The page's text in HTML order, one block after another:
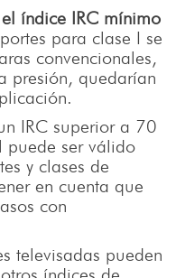
índice IRC mínimo
para clase I se
convencionales,
presión, quedarían
IRC superior a 70
puede ser válido
y clases de
en cuenta que
con
televisadas pueden